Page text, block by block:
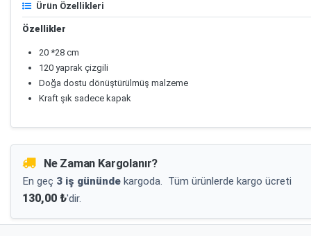
Ürün Özellikleri
Özellikler
20 *28 cm
120 yaprak çizgili
Doğa dostu dönüştürülmüş malzeme
Kraft şık sadece kapak
Ne Zaman Kargolanır?
En geç 3 iş gününde kargoda. Tüm ürünlerde kargo ücreti
130,00 ₺'dir.